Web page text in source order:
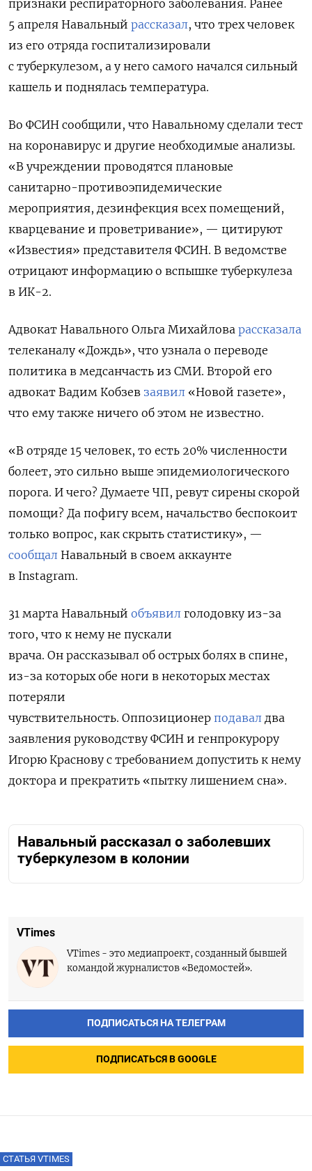
признаки респираторного заболевания. Ранее
5 апреля Навальный рассказал, что трех человек
из его отряда госпитализировали
с туберкулезом, а у него самого начался сильный
кашель и поднялась температура.
Во ФСИН сообщили, что Навальному сделали тест
на коронавирус и другие необходимые анализы.
«В учреждении проводятся плановые
санитарно-противоэпидемические
мероприятия, дезинфекция всех помещений,
кварцевание и проветривание», — цитируют
«Известия» представителя ФСИН. В ведомстве
отрицают информацию о вспышке туберкулеза
в ИК-2.
Адвокат Навального Ольга Михайлова рассказала
телеканалу «Дождь», что узнала о переводе
политика в медсанчасть из СМИ. Второй его
адвокат Вадим Кобзев заявил «Новой газете»,
что ему также ничего об этом не известно.
«В отряде 15 человек, то есть 20% численности
болеет, это сильно выше эпидемиологического
порога. И чего? Думаете ЧП, ревут сирены скорой
помощи? Да пофигу всем, начальство беспокоит
только вопрос, как скрыть статистику», —
сообщал Навальный в своем аккаунте
в Instagram.
31 марта Навальный объявил голодовку из-за
того, что к нему не пускали
врача. Он рассказывал об острых болях в спине,
из-за которых обе ноги в некоторых местах
потеряли
чувствительность. Оппозиционер подавал два
заявления руководству ФСИН и генпрокурору
Игорю Краснову с требованием допустить к нему
доктора и прекратить «пытку лишением сна».
Навальный рассказал о заболевших
туберкулезом в колонии
VTimes
VTimes - это медиапроект, созданный бывшей
командой журналистов «Ведомостей».
ПОДПИСАТЬСЯ НА ТЕЛЕГРАМ
ПОДПИСАТЬСЯ В GOOGLE
СТАТЬЯ VTIMES